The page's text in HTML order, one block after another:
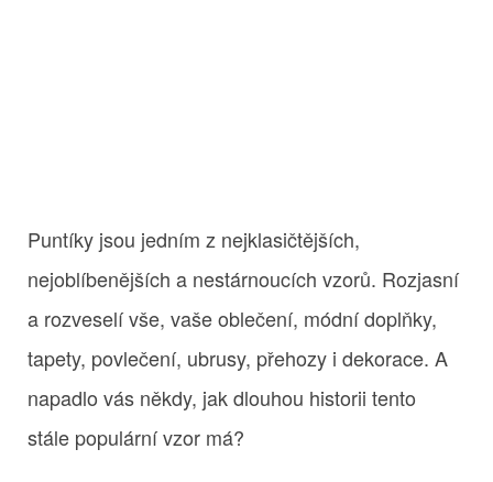
Puntíky jsou jedním z nejklasičtějších,
nejoblíbenějších a nestárnoucích vzorů. Rozjasní
a rozveselí vše, vaše oblečení, módní doplňky,
tapety, povlečení, ubrusy, přehozy i dekorace. A
napadlo vás někdy, jak dlouhou historii tento
stále populární vzor má?